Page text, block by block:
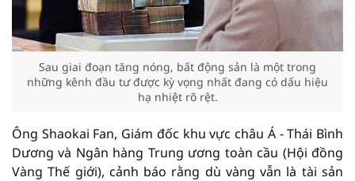
Sau giai đoạn tăng nóng, bất động sản là một trong
những kênh đầu tư được kỳ vọng nhất đang có dấu hiệu
hạ nhiệt rõ rệt.
Ông Shaokai Fan, Giám đốc khu vực châu Á - Thái Bình
Dương và Ngân hàng Trung ương toàn cầu (Hội đồng
Vàng Thế giới), cảnh báo rằng dù vàng vẫn là tài sản